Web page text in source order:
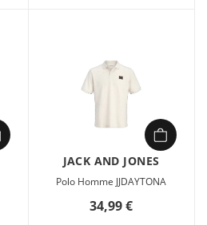
JACK AND JONES
Polo Homme JJDAYTONA
34,99 €